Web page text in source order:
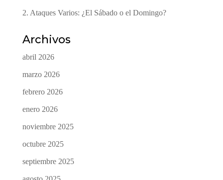
2. Ataques Varios: ¿El Sábado o el Domingo?
Archivos
abril 2026
marzo 2026
febrero 2026
enero 2026
noviembre 2025
octubre 2025
septiembre 2025